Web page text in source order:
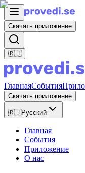
Скачать приложение
🇷🇺
ГлавнаяСобытия
Скачать приложение
🇷🇺Русский
Главная
События
Приложение
О нас